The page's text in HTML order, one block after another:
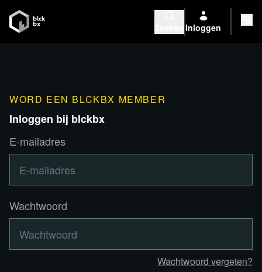
Inloggen
WORD EEN BLCKBX MEMBER
Inloggen bij blckbx
E-mailadres
Wachtwoord
Wachtwoord vergeten?